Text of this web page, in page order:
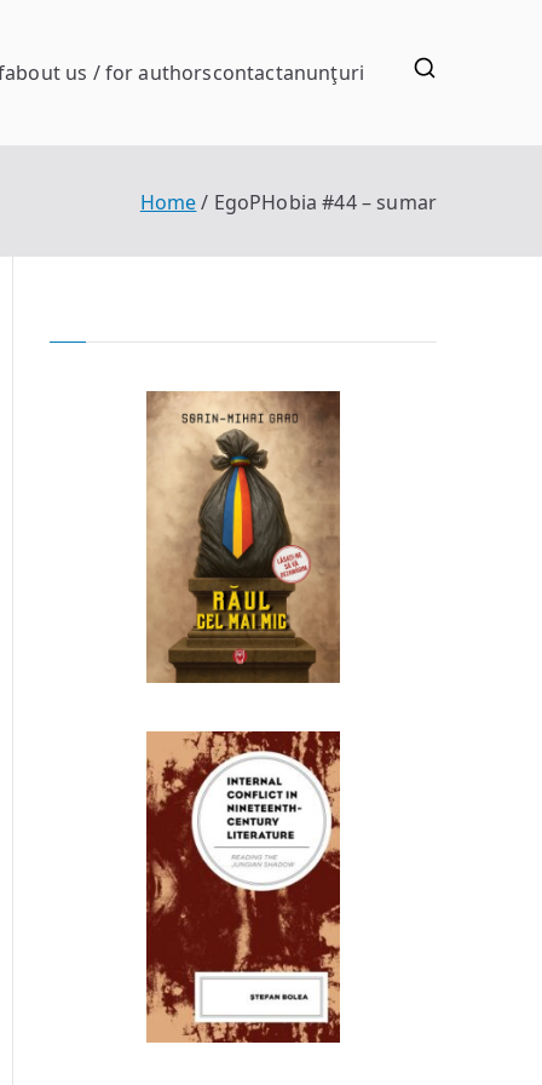
about us / for authorscontactanunţuri
Home EgoPHobia #44 – sumar